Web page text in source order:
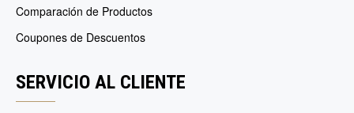
Comparación de Productos
Coupones de Descuentos
SERVICIO AL CLIENTE